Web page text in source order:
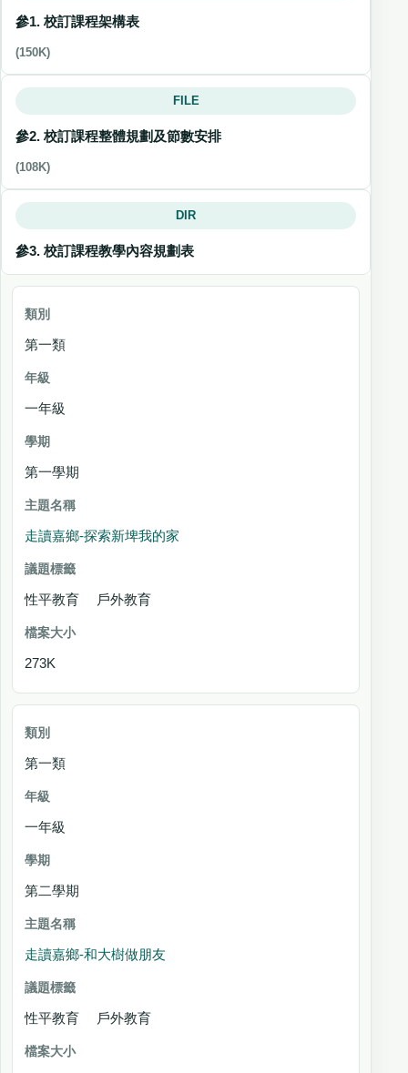
參1. 校訂課程架構表
(150K)
FILE
參2. 校訂課程整體規劃及節數安排
(108K)
DIR
參3. 校訂課程教學內容規劃表
類別
年
級
主題名稱
議
題
籤
第一類
一年級
第一學期
走讀嘉鄉-探索新埤我的家
性平教育 戶外教育
273K
第一類
一年級
第二學期
走讀嘉鄉-和大樹做朋友
性平教育 戶外教育